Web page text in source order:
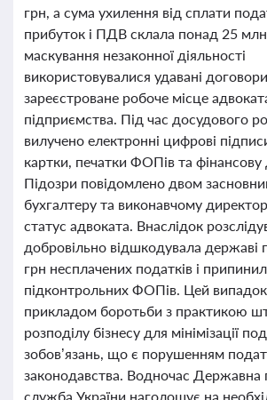
грн, а сума ухилення від сплати
прибуток і ПДВ склала понад 25
маскування незаконної діяльності
використовувалися удавані
зареєстроване робоче місце
підприємства. Під час досудового
вилучено електронні цифрові
картки, печатки ФОПів та
Підозри повідомлено двом
бухгалтеру та виконавчому
статус адвоката. Внаслідок
добровільно відшкодувала державі
грн несплачених податків і
підконтрольних ФОПів. Цей
прикладом боротьби з практикою
розподілу бізнесу для мінімізації
зобов’язань, що є порушенням
законодавства. Водночас Державна
служба України наголошує на